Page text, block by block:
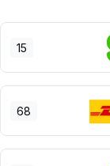
15
68